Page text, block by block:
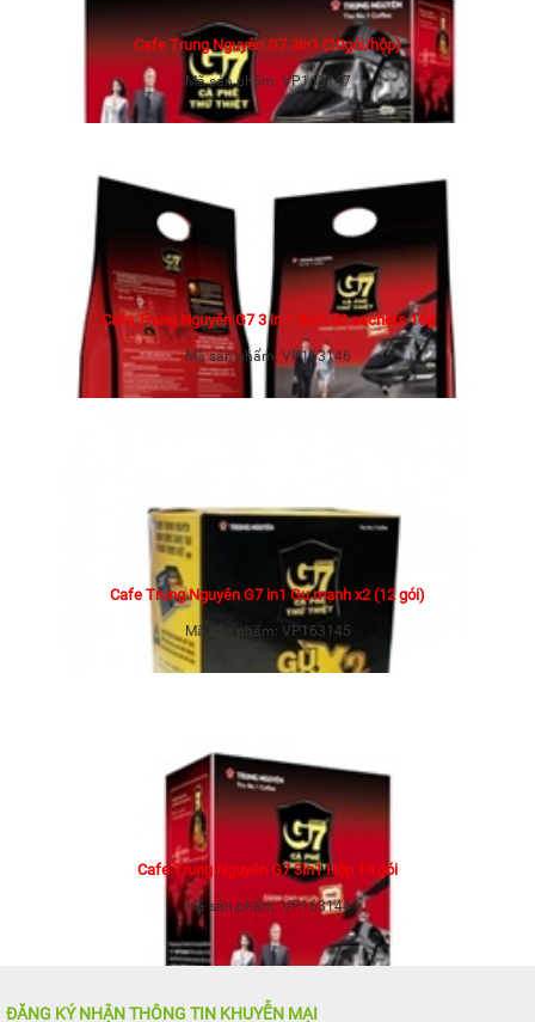
Cafe Trung Nguyên G7 3in1 (20gói/hộp)
Mã sản phẩm: VP163147
Cafe Trung Nguyên G7 3 in 1 Bịch 50 sachets 16g
Mã sản phẩm: VP163146
Cafe Trung Nguyên G7 in1 Gu mạnh x2 (12 gói)
Mã sản phẩm: VP163145
Cafe Trung Nguyên G7 3in1 Hộp 18 gói
Mã sản phẩm:VP163144
ĐĂNG KÝ NHẬN THÔNG TIN KHUYỄN MẠI